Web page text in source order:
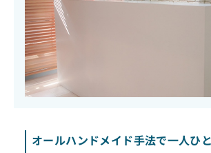
オールハンドメイド手法で一人ひ